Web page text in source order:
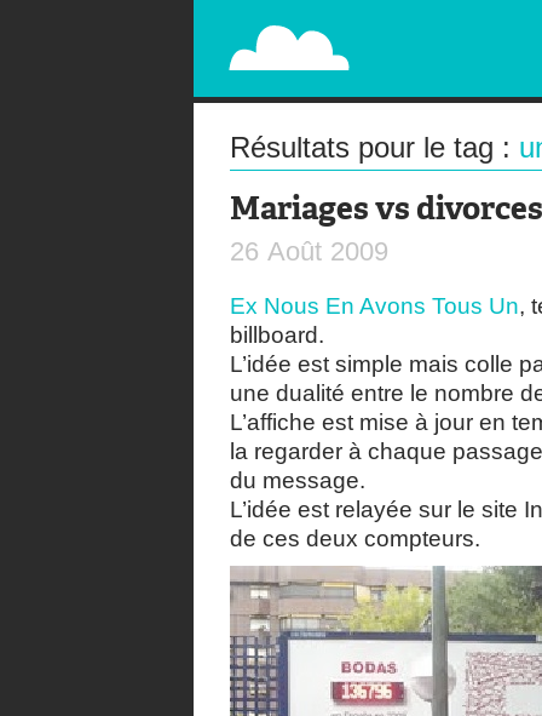
PAPERPLANE
STREET, AMBIENT, GUÉRILLA MARKETING
Résultats pour le tag :
Mariages vs divorces
26 Août 2009
Ex Nous En Avons Tous Un,
billboard.
L’idée est simple mais colle
une dualité entre le nombre
L’affiche est mise à jour en
la regarder à chaque
du message.
L’idée est relayée sur le site
de ces deux compteurs.